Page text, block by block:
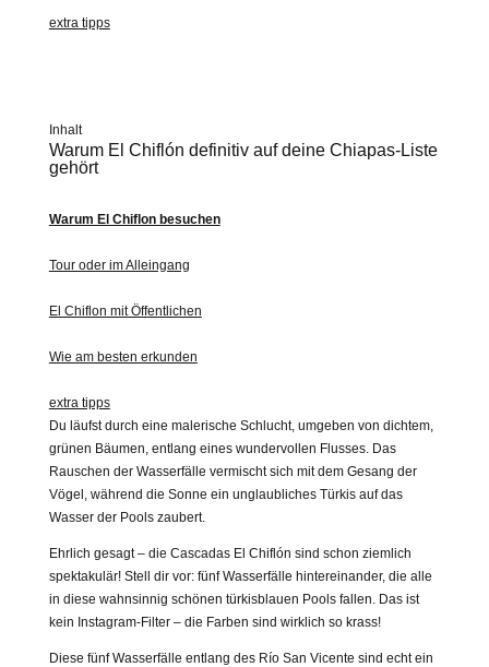
extra tipps
Inhalt
Warum El Chiflón definitiv auf deine Chiapas-Liste
gehört
Warum El Chiflon besuchen
Tour oder im Alleingang
El Chiflon mit Öffentlichen
Wie am besten erkunden
extra tipps
Du läufst durch eine malerische Schlucht, umgeben von dichtem,
grünen Bäumen, entlang eines wundervollen Flusses. Das
Rauschen der Wasserfälle vermischt sich mit dem Gesang der
Vögel, während die Sonne ein unglaubliches Türkis auf das
Wasser der Pools zaubert.
Ehrlich gesagt – die Cascadas El Chiflón sind schon ziemlich
spektakulär! Stell dir vor: fünf Wasserfälle hintereinander, die alle
in diese wahnsinnig schönen türkisblauen Pools fallen. Das ist
kein Instagram-Filter – die Farben sind wirklich so krass!
Diese fünf Wasserfälle entlang des Río San Vicente sind echt ein